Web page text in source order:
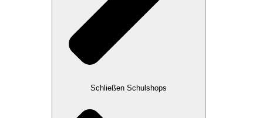
Schließen Schulshops